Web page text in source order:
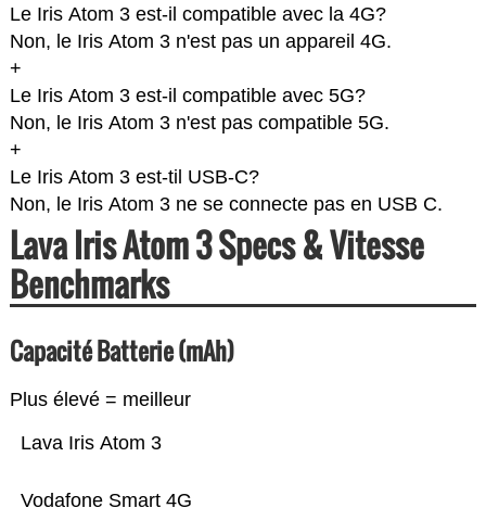
Le Iris Atom 3 est-il compatible avec la 4G?
Non, le Iris Atom 3 n'est pas un appareil 4G.
+
Le Iris Atom 3 est-il compatible avec 5G?
Non, le Iris Atom 3 n'est pas compatible 5G.
+
Le Iris Atom 3 est-til USB-C?
Non, le Iris Atom 3 ne se connecte pas en USB C.
Lava Iris Atom 3 Specs & Vitesse
Benchmarks
Capacité Batterie (mAh)
Plus élevé = meilleur
Vodafone Smart 4G
Lava Iris Atom 3